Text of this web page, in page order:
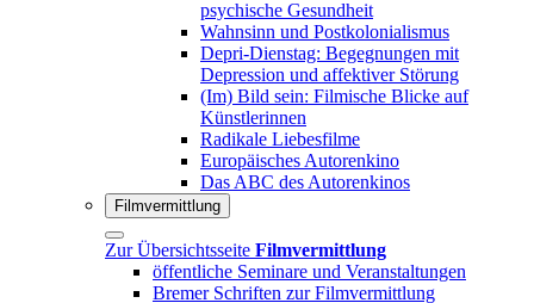
psychische Gesundheit
Wahnsinn und Postkolonialismus
Depri-Dienstag: Begegnungen mit
Depression und affektiver Störung
(Im) Bild sein: Filmische Blicke auf
Künstlerinnen
Radikale Liebesfilme
Europäisches Autorenkino
Das ABC des Autorenkinos
Filmvermittlung
Zur Übersichtsseite Filmvermittlung
öffentliche Seminare und Veranstaltungen
Bremer Schriften zur Filmvermittlung